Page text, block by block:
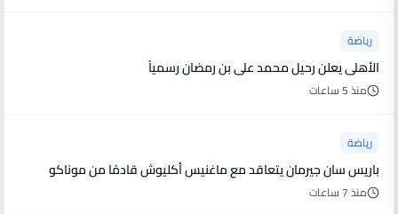
رياضة
الأهلى يعلن رحيل محمد على بن رمضان رسمياً
منذ 5 ساعات
رياضة
باريس سان جيرمان يتعاقد مع ماغنيس أكليوش قادمًا من موناكو
منذ 7 ساعات